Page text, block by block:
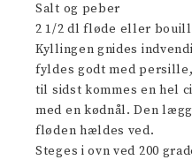
Salt og peber
2 1/2 dl fløde eller
Kyllingen gnides
fyldes godt med
til sidst kommes en hel
med en kødnål. Den
fløden hældes ved.
Steges i ovn ved 200